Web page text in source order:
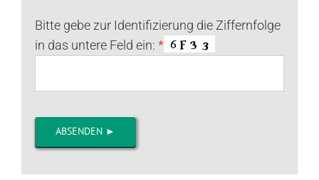
Bitte gebe zur Identifizierung die Ziffernfolge
in das untere Feld ein:*